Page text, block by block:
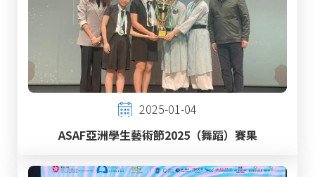
2025-01-04
ASAF亞洲學生藝術節2025（舞蹈）賽果